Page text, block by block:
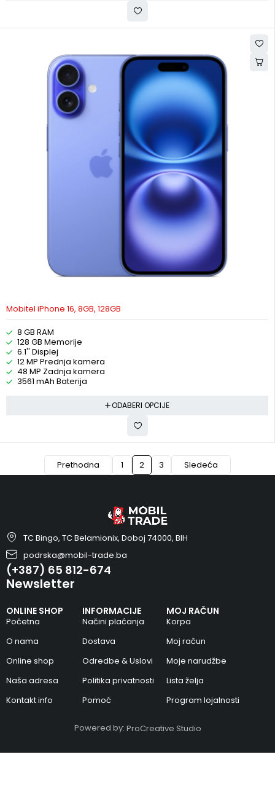
Mobitel iPhone 16, 8GB, 128GB
8 GB RAM
128 GB Memorije
6.1'' Displej
12 MP Prednja kamera
48 MP Zadnja kamera
3561 mAh Baterija
ODABERI OPCIJE
Prethodna 1 2 3 Sledeća
TC Bingo, TC Belamionix, Doboj 74000, BIH
podrska@mobil-trade.ba
(+387) 65 812-674
ONLINE SHOP
Početna
O nama
Online shop
Naša adresa
Kontakt info
INFORMACIJE
Načini plaćanja
Dostava
Odredbe & Uslovi
Politika privatnosti
Pomoć
MOJ RAČUN
Korpa
Moj račun
Moje narudžbe
Lista želja
Program lojalnosti
Newsletter
Powered by: ProCreative Studio